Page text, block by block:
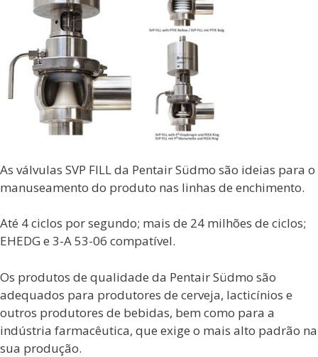
As válvulas SVP FILL da Pentair Südmo são ideias para o
manuseamento do produto nas linhas de enchimento.
Até 4 ciclos por segundo; mais de 24 milhões de ciclos;
EHEDG e 3-A 53-06 compatível.
Os produtos de qualidade da Pentair Südmo são
adequados para produtores de cerveja, lacticínios e
outros produtores de bebidas, bem como para a
indústria farmacêutica, que exige o mais alto padrão na
sua produção.